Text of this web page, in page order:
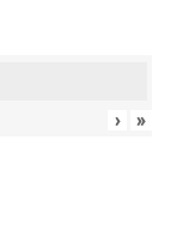
› »